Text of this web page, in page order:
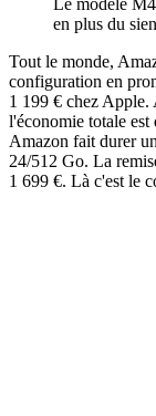
en plus du
Tout le monde,
configuration en
1 199 € chez Apple.
l'économie totale
Amazon fait durer
24/512 Go. La
1 699 €. Là c'est le